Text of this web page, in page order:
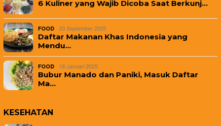
6 Kuliner yang Wajib Dicoba Saat Berkunj…
FOOD 20 September 2025
Daftar Makanan Khas Indonesia yang
Mendu…
FOOD 16 Januari 2025
Bubur Manado dan Paniki, Masuk Daftar
Ma…
KESEHATAN